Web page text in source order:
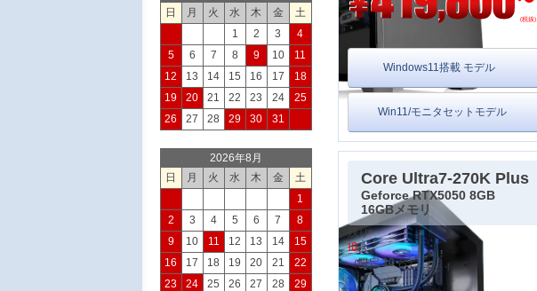
(税抜)
Windows11搭載 モデル
Win11/モニタセットモデル
Core Ultra7-270K Plus
Geforce RTX5050 8GB
16GBメモリ
残り
10台
（限定10台）
日
月 火 水 木 金
土
1
2 3
4
5
6 7 8 9 10
11
12
13 14 15 16 17
18
19
20 21 22 23 24
25
26
27 28 29 30 31
2026年8月
日
月 火 水 木 金
土
1
2
3 4 5 6 7
8
9
10 11 12 13 14
15
16
17 18 19 20 21
22
23
24 25 26 27 28
29